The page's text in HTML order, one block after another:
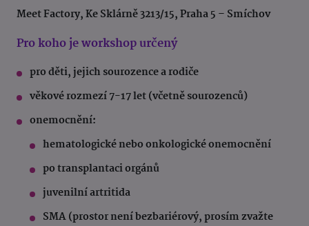
Meet Factory, Ke Sklárně 3213/15, Praha 5 – Smíchov
Pro koho je workshop určený
pro děti, jejich sourozence a rodiče
věkové rozmezí 7-17 let (včetně sourozenců)
onemocnění:
hematologické nebo onkologické onemocnění
po transplantaci orgánů
juvenilní artritida
SMA (prostor není bezbariérový, prosím zvažte